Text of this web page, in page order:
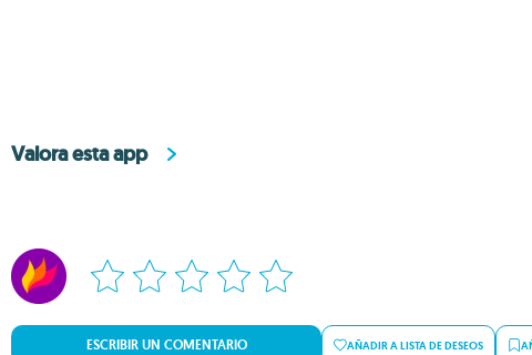
Valora esta app
ESCRIBIR UN COMENTARIO AÑADIR A LISTA DE DESEOS